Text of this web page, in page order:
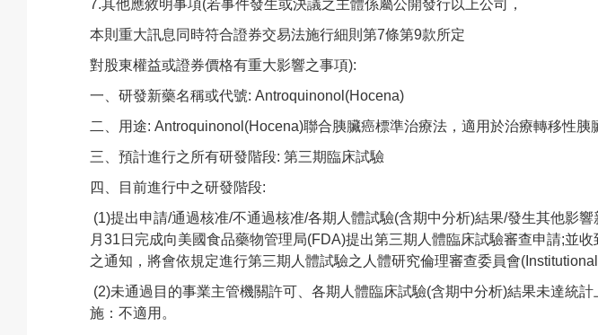
7.其他應敘明事項(若事件發生或決議之主體係屬公開發行以上公司，
本則重大訊息同時符合證券交易法施行細則第7條第9款所定
對股東權益或證券價格有重大影響之事項):
一、研發新藥名稱或代號: Antroquinonol(Hocena)
二、用途: Antroquinonol(Hocena)聯合胰臟癌標準治療法，適用於治療轉移性胰
三、預計進行之所有研發階段: 第三期臨床試驗
四、目前進行中之研發階段:
(1)提出申請/通過核准/不通過核准/各期人體試驗(含期中分析)結果/發生其他影
月31日完成向美國食品藥物管理局(FDA)提出第三期人體臨床試驗審查申請;並
之通知，將會依規定進行第三期人體試驗之人體研究倫理審查委員會
(2)未通過目的事業主管機關許可、各期人體臨床試驗(含期中分析)結果未達統
施：不適用。